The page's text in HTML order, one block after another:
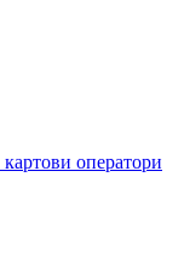
оператори